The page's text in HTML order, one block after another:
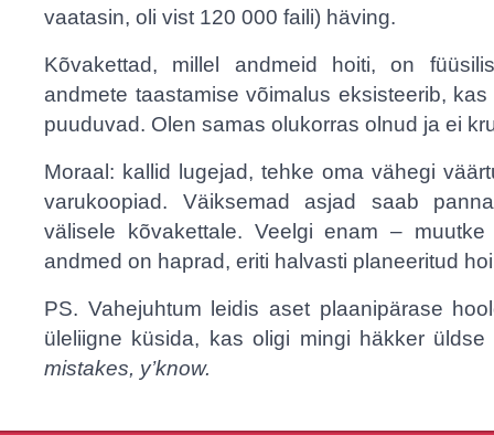
vaatasin, oli vist 120 000 faili) häving.
Kõvakettad, millel andmeid hoiti, on
andmete taastamise võimalus eksisteerib,
puuduvad. Olen samas olukorras olnud ja ei
Moraal: kallid lugejad, tehke oma vähegi
varukoopiad. Väiksemad asjad saab
välisele kõvakettale. Veelgi enam –
andmed on haprad, eriti halvasti planeeritud
PS. Vahejuhtum leidis aset plaanipärase
üleliigne küsida, kas oligi mingi häkker
mistakes, y’know.